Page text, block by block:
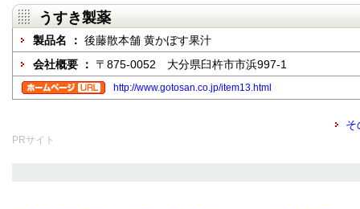
うすき製薬
製品名 ： 後藤散本舗 黄かぼす果汁
会社概要 ： 〒875-0052 大分県臼杵市市浜997-1
http://www.gotosan.co.jp/item13.html
そ
PRサイト